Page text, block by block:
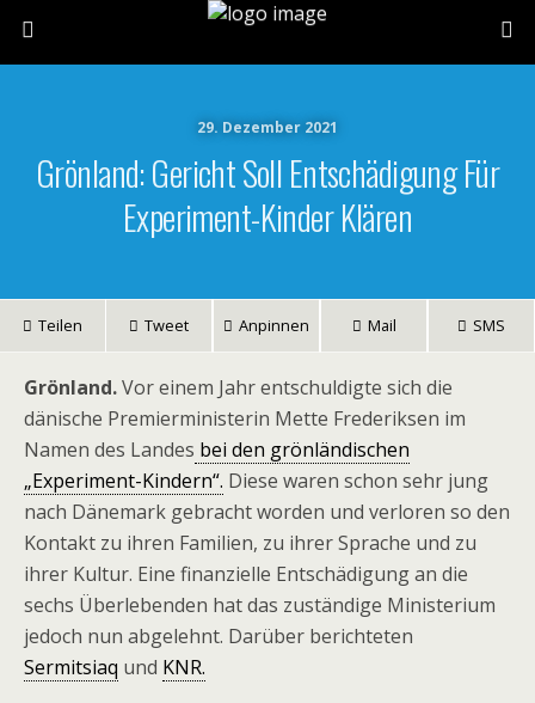
29. Dezember 2021
Grönland: Gericht Soll Entschädigung Für
Experiment-Kinder Klären
Teilen Tweet Anpinnen Mail SMS
Grönland.Vor einem Jahr entschuldigte sich die
dänische Premierministerin Mette Frederiksen im
Namen des Landes bei den grönländischen
„Experiment-Kindern“. Diese waren schon sehr jung
nach Dänemark gebracht worden und verloren so den
Kontakt zu ihren Familien, zu ihrer Sprache und zu
ihrer Kultur. Eine finanzielle Entschädigung an die
sechs Überlebenden hat das zuständige Ministerium
jedoch nun abgelehnt. Darüber berichteten
Sermitsiaq und KNR.